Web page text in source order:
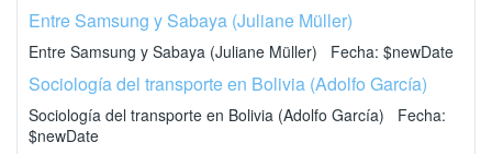
Entre Samsung y Sabaya (Juliane Müller)
Entre Samsung y Sabaya (Juliane Müller) Fecha: $newDate
Sociología del transporte en Bolivia (Adolfo García)
Sociología del transporte en Bolivia (Adolfo García) Fecha:
$newDate